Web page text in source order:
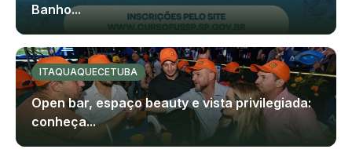
Banho...
ITAQUAQUECETUBA
Open bar, espaço beauty e vista privilegiada:
conheça...